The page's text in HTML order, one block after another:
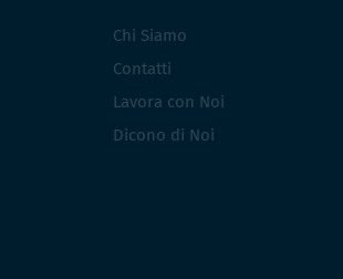
Chi Siamo
Contatti
Lavora con Noi
Dicono di Noi